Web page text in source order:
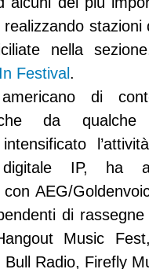
realizzando stazioni
nella
Festival.
di
che da
IP, ha
con AEG/
di
Music
Radio, Firefly